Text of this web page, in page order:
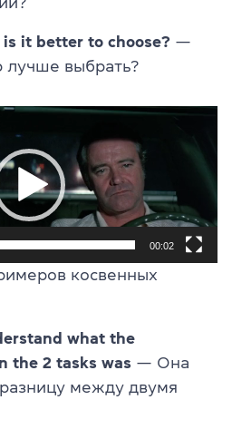
it better to choose? —
лучше выбрать?
00:02
косвенных
what the
the 2 tasks was — Она
между двумя